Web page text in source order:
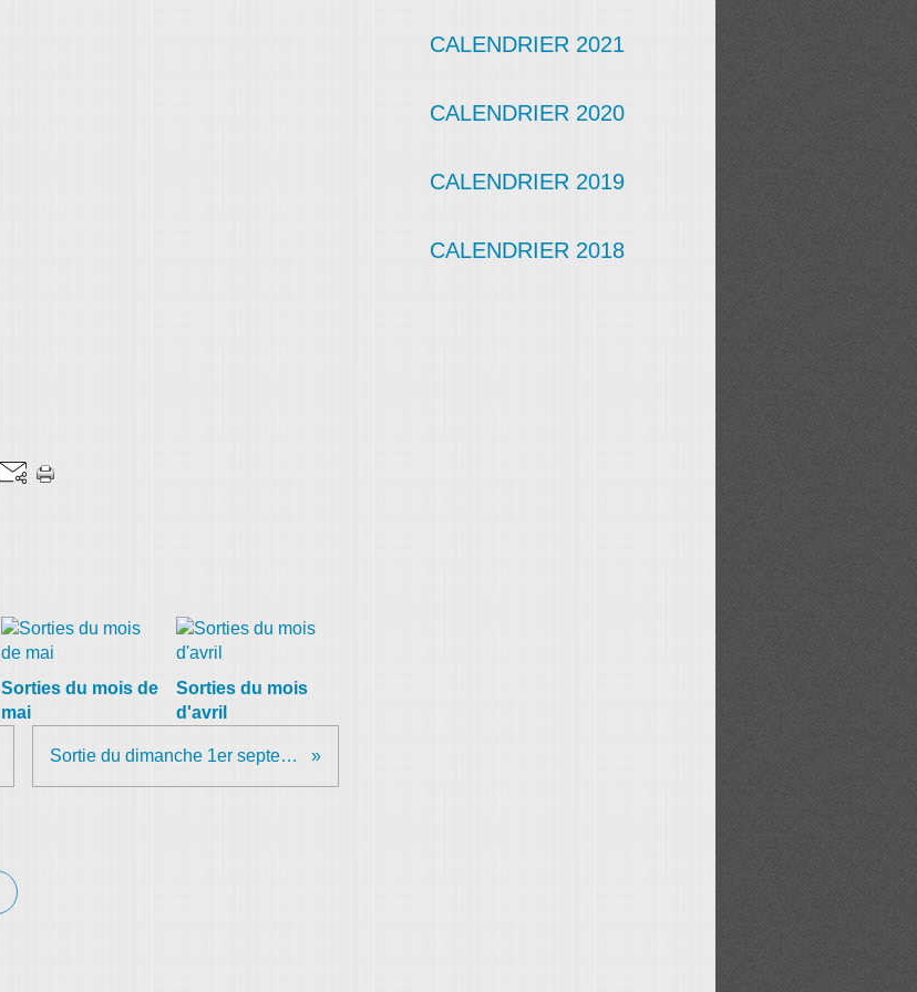
Sorties du mois de
mai
Sorties du mois
d'avril
Sortie du dimanche 1er septembre
CALENDRIER 2021
CALENDRIER 2020
CALENDRIER 2019
CALENDRIER 2018